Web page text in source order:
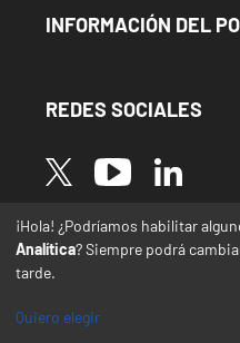
Menu Footer Información
INFORMACIÓN DEL
REDES SOCIALES
Image Image Image
* Las traducciones
español a otras
automática y
¡Hola! ¿Podríamos habilitar
Analítica? Siempre podrá
tarde.
Quiero elegir